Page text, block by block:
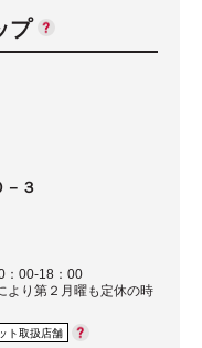
プ
－３
00-18：00
り第２月曜も定休の時
ト取扱店舗